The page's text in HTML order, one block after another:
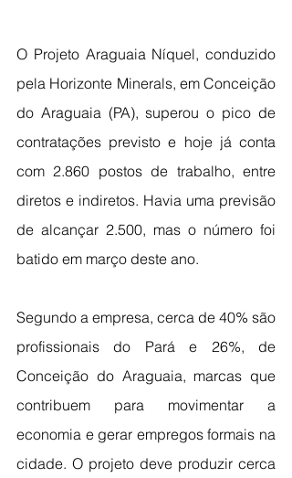
O Projeto Araguaia Níquel, conduzido
pela Horizonte Minerals, em Conceição
do Araguaia (PA), superou o pico de
contratações previsto e hoje já conta
com 2.860 postos de trabalho, entre
diretos e indiretos. Havia uma previsão
de alcançar 2.500, mas o número foi
batido em março deste ano.
Segundo a empresa, cerca de 40% são
profissionais do Pará e 26%, de
Conceição do Araguaia, marcas que
contribuem para movimentar a
economia e gerar empregos formais na
cidade. O projeto deve produzir cerca